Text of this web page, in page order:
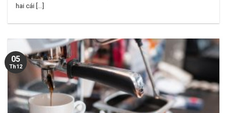
hai cái [...]
05
Th12